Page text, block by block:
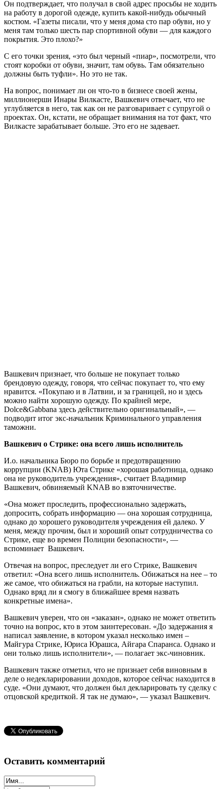
Он подтверждает, что получал в свой адрес просьбы не ходить
на работу в дорогой одежде, купить какой-нибудь обычный
костюм. «Газеты писали, что у меня дома сто пар обуви, но у
меня там только шесть пар спортивной обуви — для каждого
покрытия. Это плохо?»
С его точки зрения, «это был черный «пиар», посмотрели, что
стоят коробки от обуви, значит, там обувь. Там обязательно
должны быть туфли». Но это не так.
На вопрос, понимает ли он что-то в бизнесе своей жены,
миллионерши Инары Вилкасте, Вашкевич отвечает, что не
углубляется в него, так как он не разговаривает с супругой о
проектах. Он, кстати, не обращает внимания на тот факт, что
Вилкасте зарабатывает больше. Это его не задевает.
Вашкевич признает, что больше не покупает только
брендовую одежду, говоря, что сейчас покупает то, что ему
нравится. «Покупаю и в Латвии, и за границей, но и здесь
можно найти хорошую одежду. По крайней мере,
Dolce&Gabbana здесь действительно оригинальный», —
подводит итог экс-начальник Криминального управления
таможни.
Вашкевич о Стрике: она всего лишь исполнитель
И.о. начальника Бюро по борьбе и предотвращению
коррупции (KNAB) Юта Стрике «хорошая работница, однако
она не руководитель учреждения», считает Владимир
Вашкевич, обвиняемый KNAB во взяточничестве.
«Она может проследить, профессионально задержать,
допросить, собрать информацию — она хорошая сотрудница,
однако до хорошего руководителя учреждения ей далеко. У
меня, между прочим, был и хороший опыт сотрудничества со
Стрике, еще во времен Полиции безопасности», —
вспоминает Вашкевич.
Отвечая на вопрос, преследует ли его Стрике, Вашкевич
ответил: «Она всего лишь исполнитель. Обижаться на нее – то
же самое, что обижаться на грабли, на которые наступил.
Однако вряд ли я смогу в ближайшее время назвать
конкретные имена».
Вашкевич уверен, что он «заказан», однако не может ответить
точно на вопрос, кто в этом заинтересован. «До задержания я
написал заявление, в котором указал несколько имен –
Майгура Стрике, Юриса Юрашса, Айгара Спаранса. Однако и
они только лишь исполнители», — полагает экс-чиновник.
Вашкевич также отметил, что не признает себя виновным в
деле о недекларировании доходов, которое сейчас находится в
суде. «Они думают, что должен был декларировать ту сделку с
отцовской кредиткой. Я так не думаю», — указал Вашкевич.
Оставить комментарий